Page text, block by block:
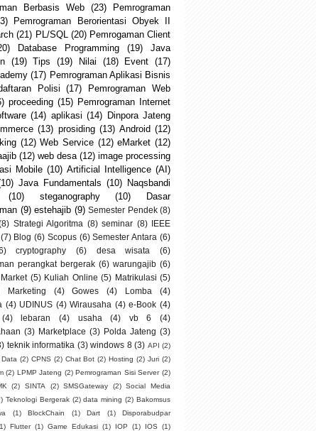
Berbasis Web
(23)
Pemrograman
Pemrograman Berorientasi Obyek II
(21) PL/SQL (20) Pemrogaman Client
Database Programming (19)
Java
(19) Tips (19) Nilai (18) Event
(17)
(17) Pemrograman Aplikasi Bisnis
Polisi (17)
Pemrograman Web
proceeding (15) Pemrograman Internet
(14) aplikasi (14) Dinpora Jateng
(13) prosiding (13) Android (12)
(12) Web Service (12) eMarket (12)
(12) web desa (12) image processing
Mobile (10) Artificial Intelligence (AI)
Java Fundamentals (10) Naqsbandi
(10) steganography (10)
Dasar
(9) estehajib (9) Semester Pendek (8)
Strategi Algoritma (8) seminar (8)
IEEE
(7) Blog (6) Scopus (6) Semester Antara (6)
cryptography (6) desa wisata
(6)
perangkat bergerak (6) warungajib (6)
(5) Kuliah Online (5) Matrikulasi (5)
(4) Gowes (4) Lomba
(4)
(4) UDINUS (4) Wirausaha (4) e-Book (4)
(4) lebaran (4) usaha (4) vb 6
(4)
(3) Marketplace (3) Polda Jateng (3)
teknik informatika (3) windows 8 (3) API (2)
(2) CPNS (2) Chat Bot (2) Hosting (2) Juri (2)
(2) LPMP Jateng (2) Pemrograman Sisi Server (2)
(2) SINTA (2) SMSGateway (2)
Social Media
Teknologi Bergerak (2) data mining (2) Bakomsus
(1) BlockChain (1) Dart (1)
Disporabudpar
Flutter (1) Game Edukasi (1) IOP (1) IOS
(1)